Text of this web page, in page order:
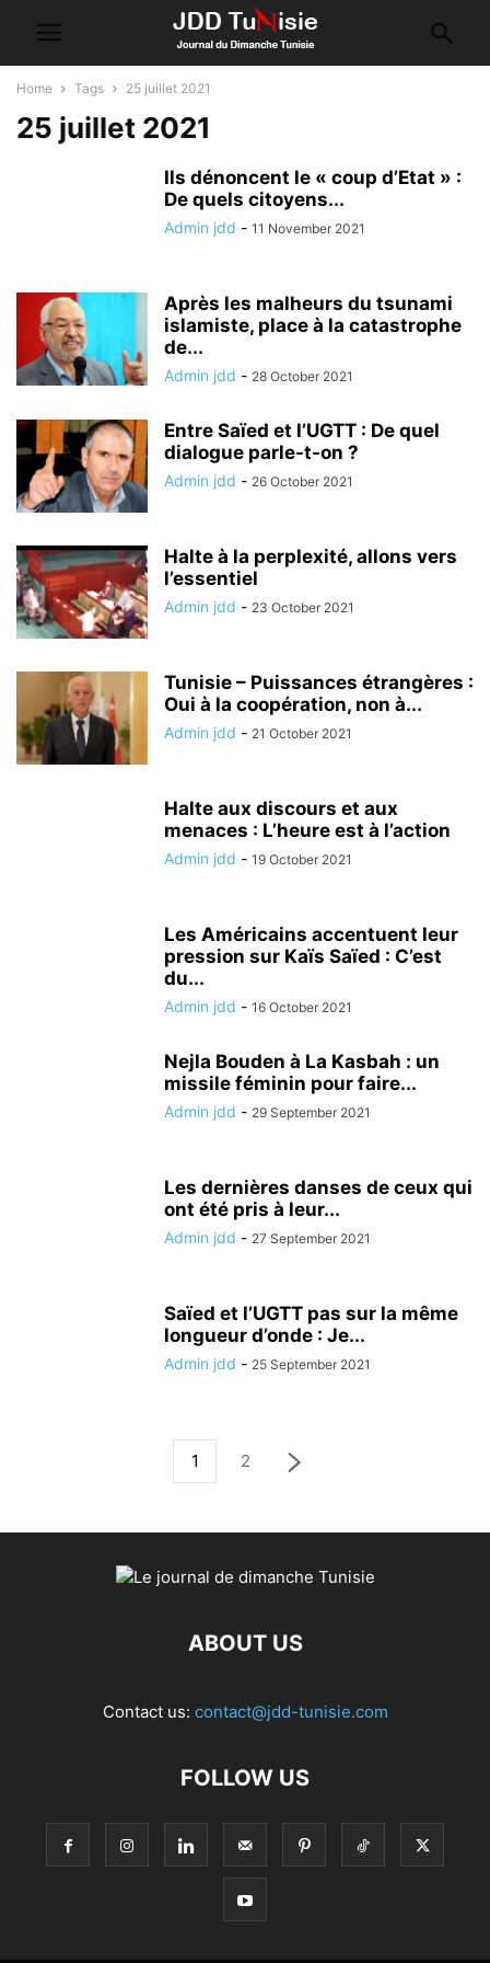
Home Tags 25 juillet 2021
25 juillet 2021
Ils dénoncent le « coup d’Etat » :
De quels citoyens...
Admin jdd - 11 November 2021
Après les malheurs du tsunami
islamiste, place à la catastrophe
de...
Admin jdd - 28 October 2021
Entre Saïed et l’UGTT : De quel
dialogue parle-t-on ?
Admin jdd - 26 October 2021
Halte à la perplexité, allons vers
l’essentiel
Admin jdd - 23 October 2021
Tunisie – Puissances étrangères :
Oui à la coopération, non à...
Admin jdd - 21 October 2021
Halte aux discours et aux
menaces : L’heure est à l’action
Admin jdd - 19 October 2021
Les Américains accentuent leur
pression sur Kaïs Saïed : C’est
du...
Admin jdd - 16 October 2021
Nejla Bouden à La Kasbah : un
missile féminin pour faire...
Admin jdd - 29 September 2021
Les dernières danses de ceux qui
ont été pris à leur...
Admin jdd - 27 September 2021
Saïed et l’UGTT pas sur la même
longueur d’onde : Je...
Admin jdd - 25 September 2021
1 2
ABOUT US
Contact us: contact@jdd-tunisie.com
FOLLOW US